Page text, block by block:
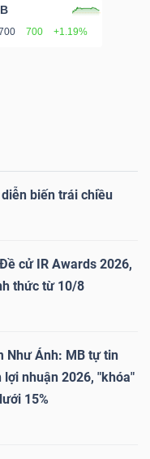
700 +1.19%
biến trái chiều
cử IR Awards 2026,
thức từ 10/8
Như Ánh: MB tự tin
nhuận 2026, "khóa"
15%